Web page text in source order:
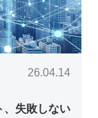
26.04.14
、失敗しない